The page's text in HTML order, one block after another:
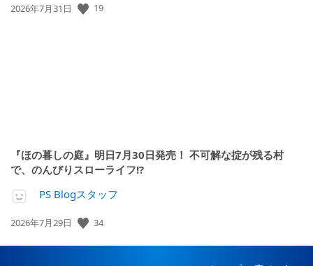
公
2026年7月31日 19
『ほの暮しの庭』明日7月30日発売！ 不可解な掟が残る村
で、のんびりスローライフ!?
PS Blogスタッフ
公
日:
2026年7月29日 34